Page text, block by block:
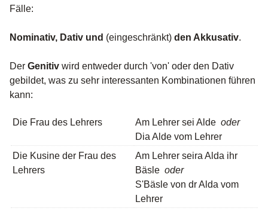
Fälle:
Nominativ, Dativ und (eingeschränkt)den Akkusativ
DerGenitiv wird entweder durch 'von' oder den Dativ
gebildet, was zu sehr interessanten Kombinationen führen
kann:
Die Frau des Lehrers Am Lehrer sei Alde oder
Dia Alde vom Lehrer
Die Kusine der Frau des
Lehrers
Am Lehrer seira Alda ihr
Bäsle oder
S'Bäsle von dr Alda vom
Lehrer